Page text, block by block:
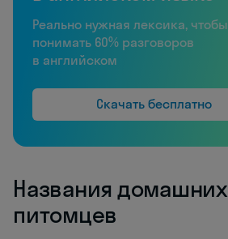
Реально нужная лексика, чтобы
понимать 60% разговоров
в английском
Скачать бесплатно
Названия домашних
питомцев